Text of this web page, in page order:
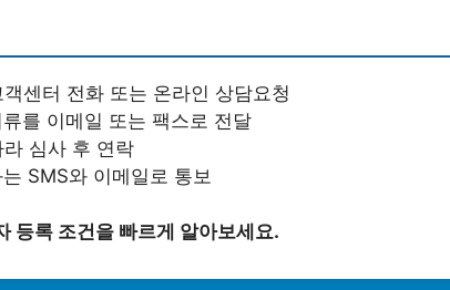
센터 전화 또는 온라인 상담요청
를 이메일 또는 팩스로 전달
심사 후 연락
SMS와 이메일로 통보
등록 조건을 빠르게 알아보세요.